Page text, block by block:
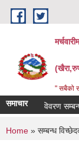
Skip to main content
" सबैको
समाचार
कोपोमिस विवरण सम्बन्धी
You are
Home » सम्बन्ध